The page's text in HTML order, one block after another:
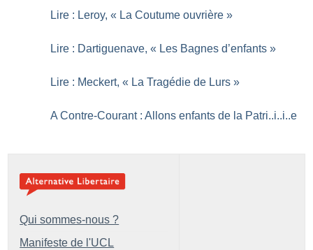
Lire : Leroy, « La Coutume ouvrière »
Lire : Dartiguenave, « Les Bagnes d’enfants »
Lire : Meckert, « La Tragédie de Lurs »
A Contre-Courant : Allons enfants de la Patri..i..i..e
Qui sommes-nous ?
Manifeste de l'UCL